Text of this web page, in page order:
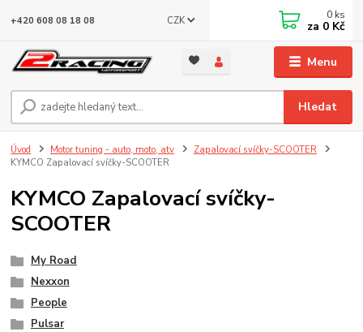
Menu
CZK
Hledat
+420 608 08 18 08 0 ks
za 0 Kč
Úvod Motor tuning - auto, moto, atv
Zapalovací svíčky-SCOOTER
KYMCO Zapalovací svíčky-SCOOTER
KYMCO Zapalovací svíčky-
SCOOTER
My Road
Nexxon
People
Pulsar